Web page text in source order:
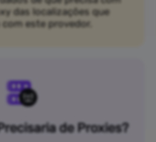
das localizações que
este provedor.
de Proxies?